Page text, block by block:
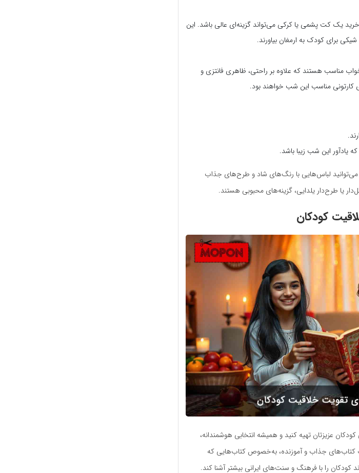
یک کت پشمی یا کرکی می‌تواند گزینه‌ای عالی باشد. این
برای کودک به ارمغان بیاورند.
مناسب هستند که علاوه بر راحتی، ظاهری فانتزی و
کارتونی مناسب این شب خواهند بود.
یادآور این شب زیبا باشد.
می‌توانید لباس‌هایی با رنگ‌های شاد و طرح‌های جذاب
یا طرح‌دار یلدایی، گزینه‌های محبوبی هستند.
کودکان
عزیزتان تهیه کنید و همیشه انتخابی هوشمندانه،
کتاب‌های جذاب و آموزنده، به‌خصوص کتاب‌هایی که
کودکان را با فرهنگ و سنت‌های ایرانی بیشتر آشنا کند.